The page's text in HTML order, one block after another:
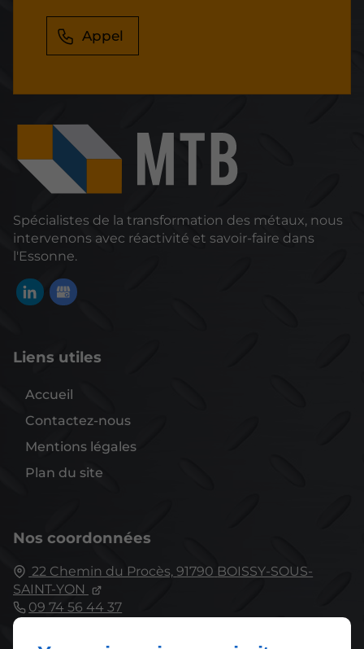
Appel
Spécialistes de la transformation des métaux, nous
intervenons avec réactivité et savoir-faire dans
l'Essonne.
Liens utiles
Accueil
Contactez-nous
Mentions légales
Plan du site
Nos coordonnées
22 Chemin du Procès, 91790 BOISSY-SOUS-
SAINT-YON
09 74 56 44 37